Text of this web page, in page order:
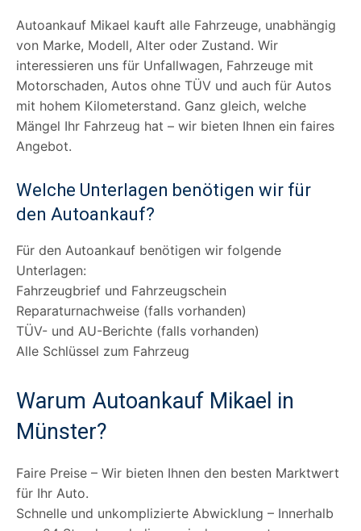
Autoankauf Mikael kauft alle Fahrzeuge, unabhängig
von Marke, Modell, Alter oder Zustand. Wir
interessieren uns für Unfallwagen, Fahrzeuge mit
Motorschaden, Autos ohne TÜV und auch für Autos
mit hohem Kilometerstand. Ganz gleich, welche
Mängel Ihr Fahrzeug hat – wir bieten Ihnen ein faires
Angebot.
Welche Unterlagen benötigen wir für
den Autoankauf?
Für den Autoankauf benötigen wir folgende
Unterlagen:
Fahrzeugbrief und Fahrzeugschein
Reparaturnachweise (falls vorhanden)
TÜV- und AU-Berichte (falls vorhanden)
Alle Schlüssel zum Fahrzeug
Warum Autoankauf Mikael in
Münster?
Faire Preise – Wir bieten Ihnen den besten Marktwert
für Ihr Auto.
Schnelle und unkomplizierte Abwicklung – Innerhalb